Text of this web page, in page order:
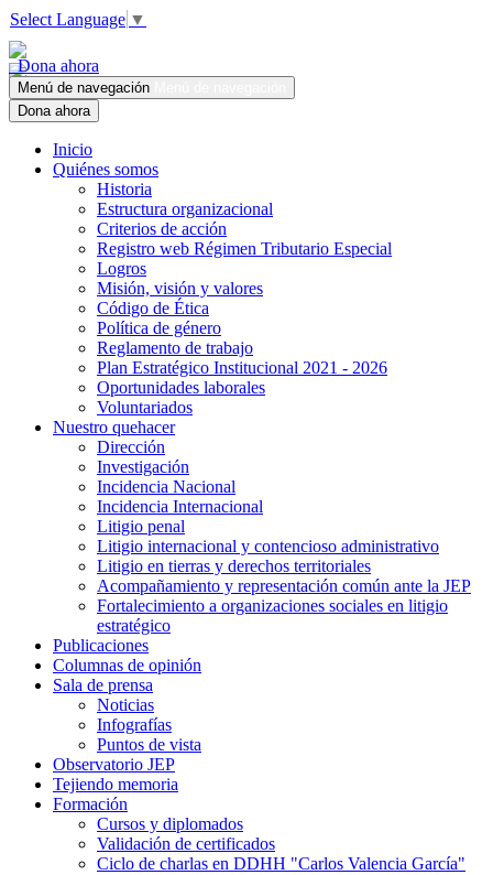
Select Language ▼
Dona ahora
Menú de navegación
Dona ahora
Inicio
Quiénes somos
Historia
Estructura organizacional
Criterios de acción
Registro web Régimen Tributario Especial
Logros
Misión, visión y valores
Código de Ética
Política de género
Reglamento de trabajo
Plan Estratégico Institucional 2021 - 2026
Oportunidades laborales
Voluntariados
Nuestro quehacer
Dirección
Investigación
Incidencia Nacional
Incidencia Internacional
Litigio penal
Litigio internacional y contencioso administrativo
Litigio en tierras y derechos territoriales
Acompañamiento y representación común ante la JEP
Fortalecimiento a organizaciones sociales en litigio
estratégico
Publicaciones
Columnas de opinión
Sala de prensa
Noticias
Infografías
Puntos de vista
Observatorio JEP
Tejiendo memoria
Formación
Cursos y diplomados
Validación de certificados
Ciclo de charlas en DDHH "Carlos Valencia García"